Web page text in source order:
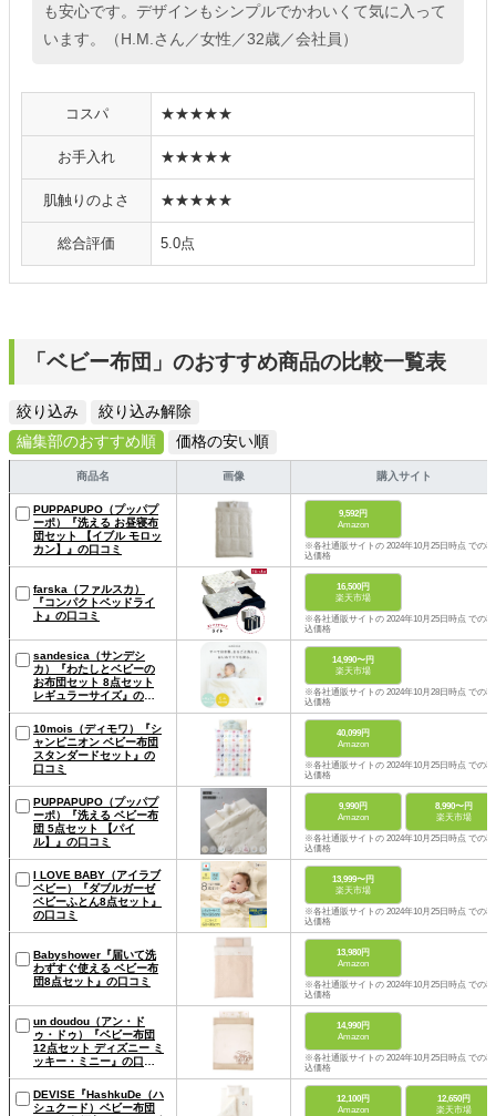
も安心です。デザインもシンプルでかわいくて気に入って
います。（H.M.さん／女性／32歳／会社員）
コスパ ★★★★★
お手入れ ★★★★★
肌触りのよさ ★★★★★
総合評価 5.0点
「ベビー布団」のおすすめ商品の比較一覧表
絞り込み
絞り込み解除
編集部のおすすめ順
価格の安い順
商品名 画像 購入サイト
PUPPAPUPO（プッパプ
ーポ）『洗える お昼寝布
団セット 【イブル モロッ
カン】』の口コミ
9,592円
Amazon
※各社通販サイトの 2024年10月25日時点 での税
込価格
farska（ファルスカ）
『コンパクトベッドライ
ト』の口コミ
16,500円
楽天市場
※各社通販サイトの 2024年10月25日時点 での税
込価格
sandesica（サンデシ
カ）『わたしとベビーの
お布団セット 8点セット
レギュラーサイズ』の口
14,990〜円
楽天市場
※各社通販サイトの 2024年10月28日時点 での税
込価格
10mois（ディモワ）『シ
ャンピニオン ベビー布団
スタンダードセット』の
口コミ
40,099円
Amazon
※各社通販サイトの 2024年10月25日時点 での税
込価格
PUPPAPUPO（プッパプ
ーポ）『洗える ベビー布
団 5点セット 【パイ
ル】』の口コミ
9,990円
Amazon
8,990〜円
楽天市場
※各社通販サイトの 2024年10月25日時点 での税
込価格
I LOVE BABY（アイラブ
ベビー）『ダブルガーゼ
ベビーふとん8点セット』
の口コミ
13,999〜円
楽天市場
※各社通販サイトの 2024年10月25日時点 での税
込価格
Babyshower『届いて洗
わずすぐ使える ベビー布
団8点セット』の口コミ
13,980円
Amazon
※各社通販サイトの 2024年10月25日時点 での税
込価格
un doudou（アン・ド
ゥ・ドゥ）『ベビー布団
12点セット ディズニー ミ
ッキー・ミニー』の口コ
14,990円
Amazon
※各社通販サイトの 2024年10月25日時点 での税
込価格
DEVISE『HashkuDe（ハ
シュクード）ベビー布団
12,100円
Amazon
12,650円
楽天市場